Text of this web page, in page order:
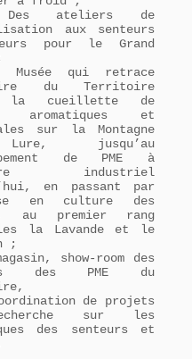
ateliers de
aux senteurs
pour le Grand
qui retrace
du Territoire
la cueillette de
aromatiques et
sur la Montagne
jusqu’au
de PME à
industriel
en passant par
en culture des
au premier rang
la Lavande et le
;
show-room des
des PME du
de projets
sur les
des senteurs et